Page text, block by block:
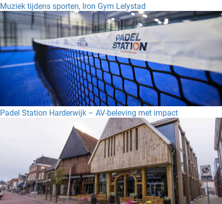
Muziek tijdens sporten, Iron Gym Lelystad
Padel Station Harderwijk – AV-beleving met impact